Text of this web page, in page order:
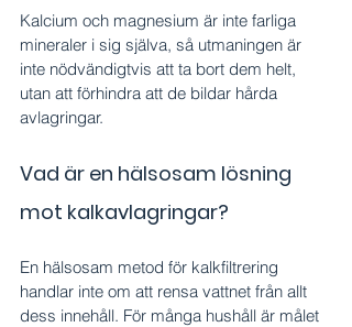
Kalcium och magnesium är inte farliga
mineraler i sig själva, så utmaningen är
inte nödvändigtvis att ta bort dem helt,
utan att förhindra att de bildar hårda
avlagringar.
Vad är en hälsosam lösning
mot kalkavlagringar?
En hälsosam metod för kalkfiltrering
handlar inte om att rensa vattnet från allt
dess innehåll. För många hushåll är målet